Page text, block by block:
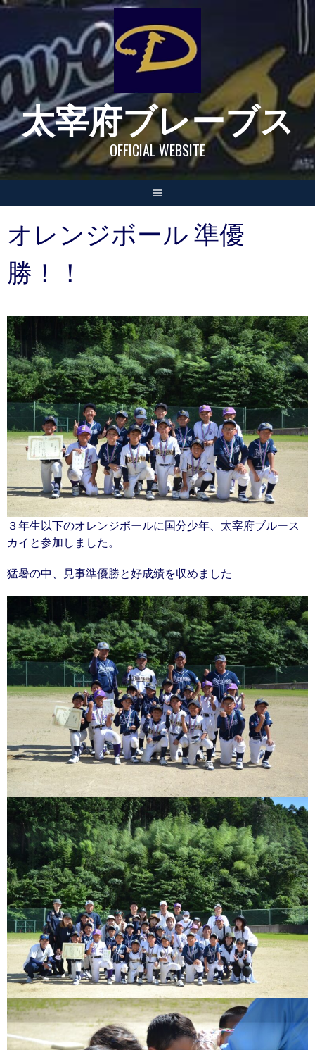
Skip
content
太宰府ブレーブス
OFFICIAL WEBSITE
オレンジボール 準優
勝！！
３年生以下のオレンジボールに国分少年、太宰府ブルース
カイと参加しました。
猛暑の中、見事準優勝と好成績を収めました